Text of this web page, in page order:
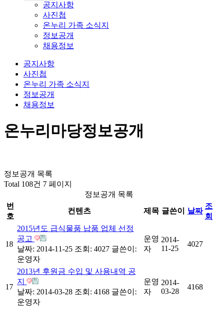
공지사항
사진첩
온누리 가족 소식지
정보공개
채용정보
공지사항
사진첩
온누리 가족 소식지
정보공개
채용정보
온누리마당정보공개
정보공개 목록
Total 108건 7 페이지
정보공개 목록
번
호
컨텐츠 제목 글쓴이 날짜
조
회
18
2015년도 급식물품 납품 업체 선정
공고
날짜: 2014-11-25 조회: 4027 글쓴이:
운영자
운영
자
2014-
11-25
4027
17
2013년 후원금 수입 및 사용내역 공
지
날짜: 2014-03-28 조회: 4168 글쓴이:
운영자
운영
자
2014-
03-28
4168